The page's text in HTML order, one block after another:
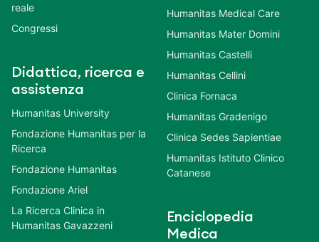
reale
Congressi
Didattica, ricerca e
assistenza
Humanitas University
Fondazione Humanitas per la
Ricerca
Fondazione Humanitas
Fondazione Ariel
La Ricerca Clinica in
Humanitas Gavazzeni
Humanitas Medical Care
Humanitas Mater Domini
Humanitas Castelli
Humanitas Cellini
Clinica Fornaca
Humanitas Gradenigo
Clinica Sedes Sapientiae
Humanitas Istituto Clinico
Catanese
Enciclopedia
Medica